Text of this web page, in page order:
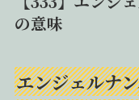
の意味
エンジェルナ